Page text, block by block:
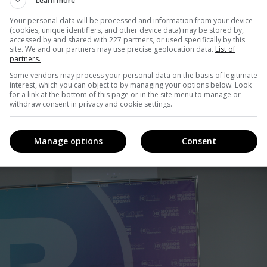
говорити не тільки про політику
радіо «НВ» від вже відомого
та редактори в основному виділяють три
ефір на «НВ» дістався лідерові гурту «Тартак»
Тетяні Даниленко, яка до цього працювала на «5
Your personal data will be processed and information from your device
(cookies, unique identifiers, and other device data) may be stored by,
accessed by and shared with 227 partners, or used specifically by this
site. We and our partners may use precise geolocation data. List of
partners.
Some vendors may process your personal data on the basis of legitimate
interest, which you can object to by managing your options below. Look
for a link at the bottom of this page or in the site menu to manage or
withdraw consent in privacy and cookie settings.
Consent
Manage options